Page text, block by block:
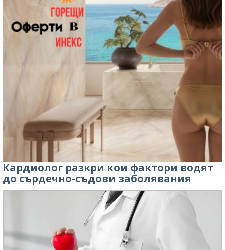
Кардиолог разкри кои фактори водят
до сърдечно-съдови заболявания